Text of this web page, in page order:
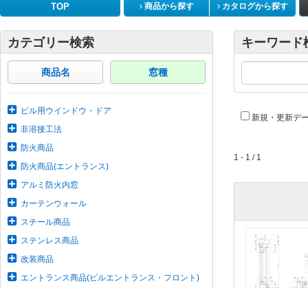
TOP
商品から探す カタログから探す
カテゴリー検索
商品名 窓種
ビル用ウインドウ・ドア
非溶接工法
防火商品
防火商品(エントランス)
アルミ防火内窓
カーテンウォール
スチール商品
ステンレス商品
改装商品
エントランス商品(ビルエントランス・フロント)
キーワード
新規・更新デ
1 - 1 / 1